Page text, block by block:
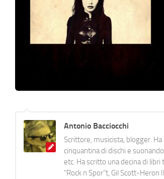
Antonio Bacciocchi
Scrittore, musicista, blogger.
cinquantina di dischi e
etc. Ha scritto una decina di libri
"Rock n Spor"t, Gil Scott-Heron